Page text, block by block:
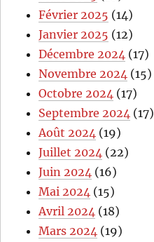
Février 2025 (14)
Janvier 2025 (12)
Décembre 2024 (17)
Novembre 2024 (15)
Octobre 2024 (17)
Septembre 2024 (17)
Août 2024 (19)
Juillet 2024 (22)
Juin 2024 (16)
Mai 2024 (15)
Avril 2024 (18)
Mars 2024 (19)